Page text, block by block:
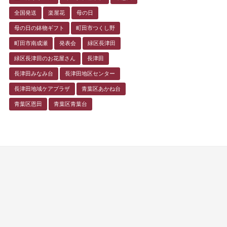
全国発送 楽屋花 母の日
母の日の鉢物ギフト 町田市つくし野
町田市南成瀬 発表会 緑区長津田
緑区長津田のお花屋さん 長津田
長津田みなみ台 長津田地区センター
長津田地域ケアプラザ 青葉区あかね台
青葉区恩田 青葉区青葉台